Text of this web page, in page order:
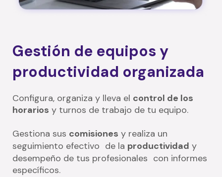
Gestión de equipos y
productividad organizada
Configura, organiza y lleva el control de los
horarios y turnos de trabajo de tu equipo.
Gestiona sus comisiones y realiza un
seguimiento efectivo de la productividad y
desempeño de tus profesionales con informes
específicos.